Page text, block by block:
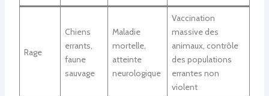
Rage
Chiens
errants,
faune
sauvage
Maladie
mortelle,
atteinte
neurologique
Vaccination
massive des
animaux, contrôle
des populations
errantes non
violent